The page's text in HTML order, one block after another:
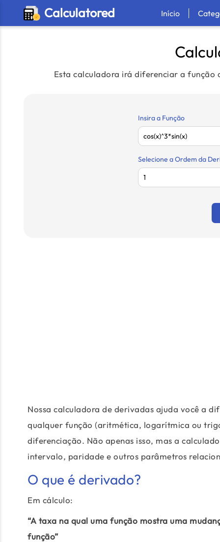
Calculatored Início
Esta calculadora irá diferenciar a função
Insira a Função
Selecione a Ordem da
Nossa calculadora de derivadas ajuda você a
qualquer função (aritmética, logarítmica ou
diferenciação. Não apenas isso, mas a
intervalo, paridade e outros parâmetros
O que é derivado?
Em cálculo:
“A taxa na qual uma função mostra uma
função”